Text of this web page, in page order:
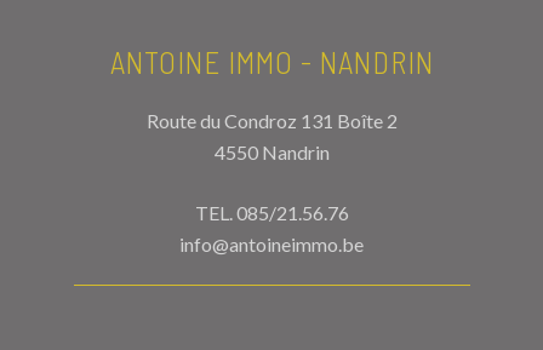
ANTOINE IMMO - NANDRIN
Route du Condroz 131 Boîte 2
4550 Nandrin
TEL.085/21.56.76
info@antoineimmo.be